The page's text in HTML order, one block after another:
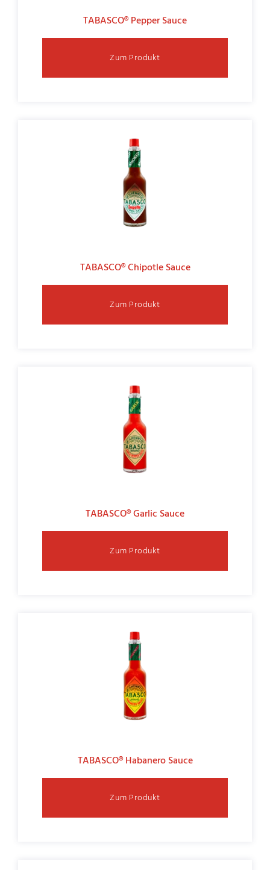
TABASCO® Pepper Sauce
Zum Produkt
TABASCO® Chipotle Sauce
Zum Produkt
TABASCO® Garlic Sauce
Zum Produkt
TABASCO® Habanero Sauce
Zum Produkt